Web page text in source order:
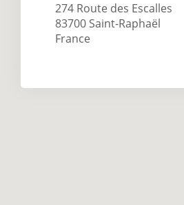
274 Route des Escalles
83700 Saint-Raphaël
France